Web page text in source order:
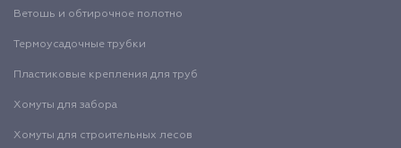
Ветошь и обтирочное полотно
Термоусадочные трубки
Пластиковые крепления для труб
Хомуты для забора
Хомуты для строительных лесов